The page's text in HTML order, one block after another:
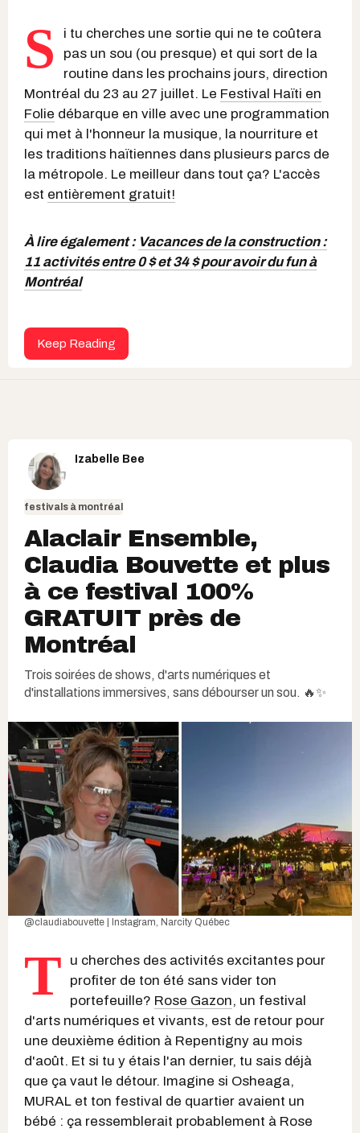
S
i tu cherches une sortie qui ne te coûtera
pas un sou (ou presque) et qui sort de la
routine dans les prochains jours, direction
Montréal du 23 au 27 juillet. Le Festival Haïti en
Folie débarque en ville avec une programmation
qui met à l'honneur la musique, la nourriture et
les traditions haïtiennes dans plusieurs parcs de
la métropole. Le meilleur dans tout ça? L'accès
est entièrement gratuit!
À lire également : Vacances de la construction :
11 activités entre 0 $ et 34 $ pour avoir du fun à
Montréal
Keep Reading
Izabelle Bee
festivals à montréal
Alaclair Ensemble,
Claudia Bouvette et plus
à ce festival 100%
GRATUIT près de
Montréal
Trois soirées de shows, d'arts numériques et
d'installations immersives, sans débourser un sou. 🔥✨
@claudiabouvette | Instagram, Narcity Québec
T
u cherches des activités excitantes pour
profiter de ton été sans vider ton
portefeuille? Rose Gazon, un festival
d'arts numériques et vivants, est de retour pour
une deuxième édition à Repentigny au mois
d'août. Et si tu y étais l'an dernier, tu sais déjà
que ça vaut le détour. Imagine si Osheaga,
MURAL et ton festival de quartier avaient un
bébé : ça ressemblerait probablement à Rose